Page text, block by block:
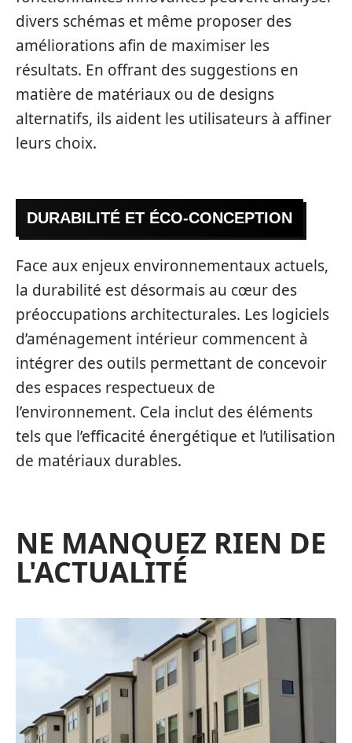
divers schémas et même proposer des
améliorations afin de maximiser les
résultats. En offrant des suggestions en
matière de matériaux ou de designs
alternatifs, ils aident les utilisateurs à affiner
leurs choix.
DURABILITÉ ET ÉCO-CONCEPTION
Face aux enjeux environnementaux actuels,
la durabilité est désormais au cœur des
préoccupations architecturales. Les logiciels
d’aménagement intérieur commencent à
intégrer des outils permettant de concevoir
des espaces respectueux de
l’environnement. Cela inclut des éléments
tels que l’efficacité énergétique et l’utilisation
de matériaux durables.
NE MANQUEZ RIEN DE
L'ACTUALITÉ